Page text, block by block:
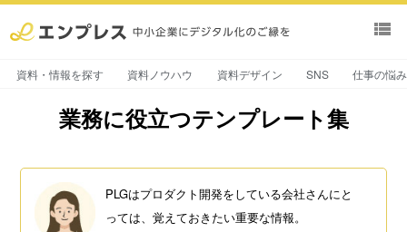
view_list
資料・情報を探す 資料ノウハウ 資料デザイン SNS 仕事の悩
業務に役立つテンプレート集
PLGはプロダクト開発をしている会社さんにと
っては、覚えておきたい重要な情報。